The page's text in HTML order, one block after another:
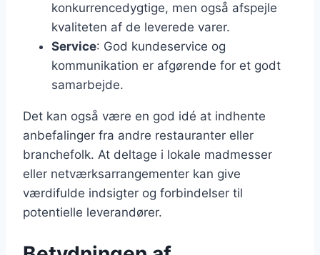
konkurrencedygtige, men også afspejle
kvaliteten af de leverede varer.
Service: God kundeservice og
kommunikation er afgørende for et godt
samarbejde.
Det kan også være en god idé at indhente
anbefalinger fra andre restauranter eller
branchefolk. At deltage i lokale madmesser
eller netværksarrangementer kan give
værdifulde indsigter og forbindelser til
potentielle leverandører.